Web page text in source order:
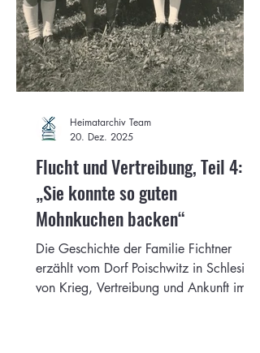
Flucht und Vertreibung, Teil 4:
„Sie konnte so guten
Mohnkuchen backen“
Die Geschichte der Familie Fichtner
erzählt vom Dorf Poischwitz in Schlesien,
von Krieg, Vertreibung und Ankunft im
Heimatarchiv Team
20. Dez. 2025